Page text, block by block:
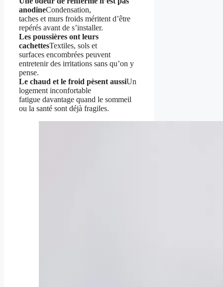
anodineCondensation,
taches et murs froids méritent d’être
repérés avant de s’installer.
Les poussières ont leurs
cachettesTextiles, sols et
surfaces encombrées peuvent
entretenir des irritations sans qu’on y
pense.
Le chaud et le froid pèsent aussiUn
logement inconfortable
fatigue davantage quand le sommeil
ou la santé sont déjà fragiles.